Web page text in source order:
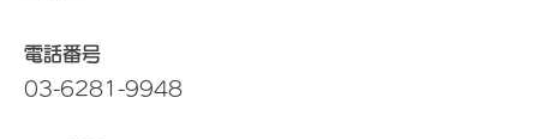
電話番号
03-6281-9948